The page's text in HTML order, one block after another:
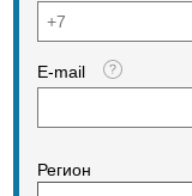
E-mail
Регион